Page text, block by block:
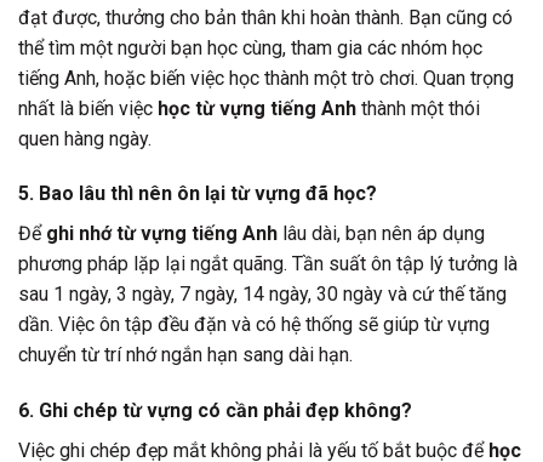
đạt được, thưởng cho bản thân khi hoàn thành. Bạn cũng có
thể tìm một người bạn học cùng, tham gia các nhóm học
tiếng Anh, hoặc biến việc học thành một trò chơi. Quan trọng
nhất là biến việc học từ vựng tiếng Anh thành một thói
quen hàng ngày.
5. Bao lâu thì nên ôn lại từ vựng đã học?
Để ghi nhớ từ vựng tiếng Anh lâu dài, bạn nên áp dụng
phương pháp lặp lại ngắt quãng. Tần suất ôn tập lý tưởng là
sau 1 ngày, 3 ngày, 7 ngày, 14 ngày, 30 ngày và cứ thế tăng
dần. Việc ôn tập đều đặn và có hệ thống sẽ giúp từ vựng
chuyển từ trí nhớ ngắn hạn sang dài hạn.
6. Ghi chép từ vựng có cần phải đẹp không?
Việc ghi chép đẹp mắt không phải là yếu tố bắt buộc để học